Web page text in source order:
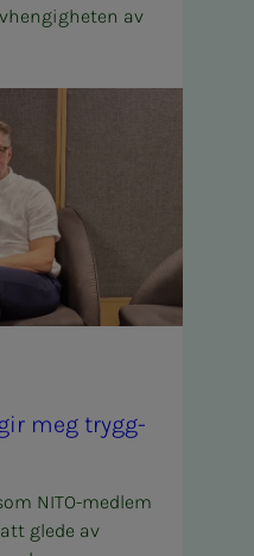
av
meg tryg­g­
NITO-medlem
glede av